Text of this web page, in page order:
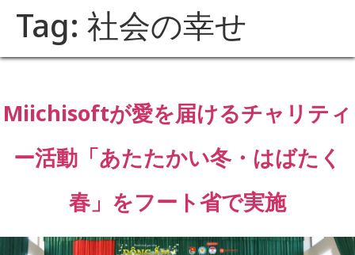
Tag: 社会の幸せ
Miichisoftが愛を届けるチャリティ
ー活動「あたたかい冬・はばたく
春」をフート省で実施